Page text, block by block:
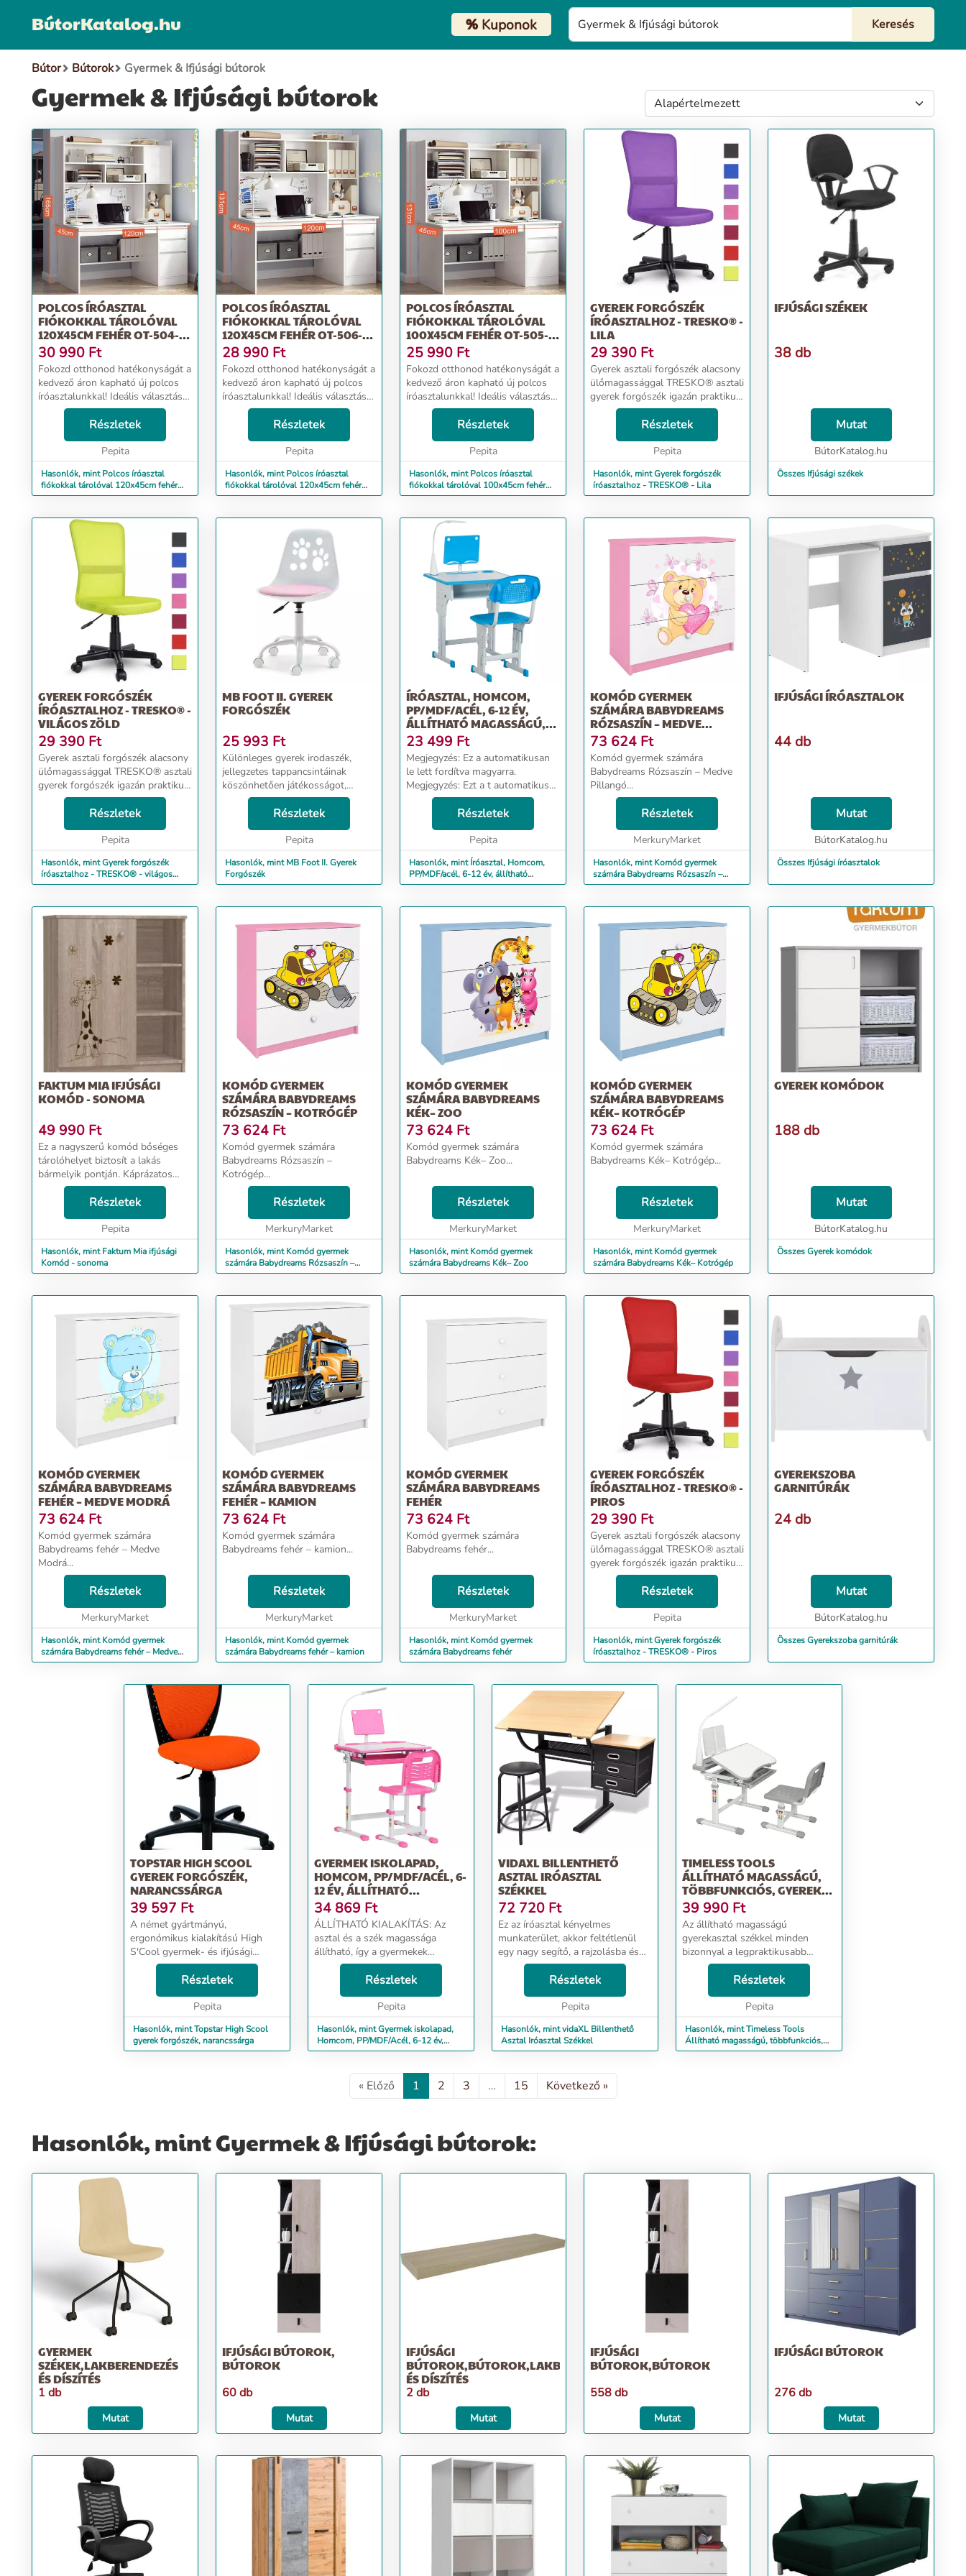
BútorKatalog.hu %Kuponok
Bútor Bútorok Gyermek & Ifjúsági bútorok
Gyermek & Ifjúsági bútorok
POLCOS ÍRÓASZTAL
FIÓKOKKAL TÁROLÓVAL
120X45CM FEHÉR OT-504-
WHITE
30 990 Ft
Fokozd otthonod hatékonyságát a
kedvező áron kapható új polcos
íróasztalunkkal! Ideális választás
mind irodai, mind otthoni
használatra, valamint kifejezetten
ajánljuk gamereknek vagy
tanulóasztalnak ...
Részletek
Pepita
Hasonlók, mint Polcos íróasztal
fiókokkal tárolóval 120x45cm fehér
OT-504-White
POLCOS ÍRÓASZTAL
FIÓKOKKAL TÁROLÓVAL
120X45CM FEHÉR OT-506-
WHITE
28 990 Ft
Fokozd otthonod hatékonyságát a
kedvező áron kapható új polcos
íróasztalunkkal! Ideális választás
mind irodai, mind otthoni
használatra, valamint kifejezetten
ajánljuk gamereknek vagy
tanulóasztalnak ...
Részletek
Pepita
Hasonlók, mint Polcos íróasztal
fiókokkal tárolóval 120x45cm fehér
OT-506-White
POLCOS ÍRÓASZTAL
FIÓKOKKAL TÁROLÓVAL
100X45CM FEHÉR OT-505-
WHITE
25 990 Ft
Fokozd otthonod hatékonyságát a
kedvező áron kapható új polcos
íróasztalunkkal! Ideális választás
mind irodai, mind otthoni
használatra, valamint kifejezetten
ajánljuk gamereknek vagy
tanulóasztalnak ...
Részletek
Pepita
Hasonlók, mint Polcos íróasztal
fiókokkal tárolóval 100x45cm fehér
OT-505-White
GYEREK FORGÓSZÉK
ÍRÓASZTALHOZ - TRESKO® -
LILA
29 390 Ft
Gyerek asztali forgószék alacsony
ülőmagassággal TRESKO® asztali
gyerek forgószék igazán praktikus
és kényelmes kelléke a gyermeke
íróasztalához. Ezen a forgószéken
kényelmesen ülhet akár hosszú
Részletek
Pepita
Hasonlók, mint Gyerek forgószék
íróasztalhoz - TRESKO® - Lila
IFJÚSÁGI SZÉKEK
38 db
Mutat
BútorKatalog.hu
Összes Ifjúsági székek
GYEREK FORGÓSZÉK
ÍRÓASZTALHOZ - TRESKO® -
VILÁGOS ZÖLD
29 390 Ft
Gyerek asztali forgószék alacsony
ülőmagassággal TRESKO® asztali
gyerek forgószék igazán praktikus
és kényelmes kelléke a gyermeke
íróasztalához. Ezen a forgószéken
kényelmesen ülhet akár hosszú
Részletek
Pepita
Hasonlók, mint Gyerek forgószék
íróasztalhoz - TRESKO® - világos
zöld
MB FOOT II. GYEREK
FORGÓSZÉK
25 993 Ft
Különleges gyerek irodaszék,
jellegzetes tappancsintáinak
köszönhetően játékosságot,
kedvességet sugal. Lágy pasztell
rózsaszín és fehér színei minden
kislányszobába tökéletesen
beilleszthető. Forgat...
Részletek
Pepita
Hasonlók, mint MB Foot II. Gyerek
Forgószék
ÍRÓASZTAL, HOMCOM,
PP/MDF/ACÉL, 6-12 ÉV,
ÁLLÍTHATÓ MAGASSÁGÚ,
LED...
23 499 Ft
Megjegyzés: Ez a automatikusan
le lett fordítva magyarra.
Megjegyzés: Ezt a t automatikusan
lefordították románra.
ÁLLÍTHATÓ: A gyerekeknek szánt
íróasztal és iskolaszék magassága
Részletek
Pepita
Hasonlók, mint Íróasztal, Homcom,
PP/MDF/acél, 6-12 év, állítható
magasságú, LED...
KOMÓD GYERMEK
SZÁMÁRA BABYDREAMS
RÓZSASZÍN – MEDVE
PILLANGÓ
73 624 Ft
Komód gyermek számára
Babydreams Rózsaszín – Medve
Pillangó...
Részletek
MerkuryMarket
Hasonlók, mint Komód gyermek
számára Babydreams Rózsaszín –
Medve Pillangó
IFJÚSÁGI ÍRÓASZTALOK
44 db
Mutat
BútorKatalog.hu
Összes Ifjúsági íróasztalok
FAKTUM MIA IFJÚSÁGI
KOMÓD - SONOMA
49 990 Ft
Ez a nagyszerű komód bőséges
tárolóhelyet biztosít a lakás
bármelyik pontján. Káprázatos
megjelenésének köszönhetően
könnyedén alkalmazkodik
bármilyen stílusban berendezett
otthonhoz. Kiváló minőségű ...
Részletek
Pepita
Hasonlók, mint Faktum Mia ifjúsági
Komód - sonoma
KOMÓD GYERMEK
SZÁMÁRA BABYDREAMS
RÓZSASZÍN – KOTRÓGÉP
73 624 Ft
Komód gyermek számára
Babydreams Rózsaszín –
Kotrógép...
Részletek
MerkuryMarket
Hasonlók, mint Komód gyermek
számára Babydreams Rózsaszín –
Kotrógép
KOMÓD GYERMEK
SZÁMÁRA BABYDREAMS
KÉK– ZOO
73 624 Ft
Komód gyermek számára
Babydreams Kék– Zoo...
Részletek
MerkuryMarket
Hasonlók, mint Komód gyermek
számára Babydreams Kék– Zoo
KOMÓD GYERMEK
SZÁMÁRA BABYDREAMS
KÉK– KOTRÓGÉP
73 624 Ft
Komód gyermek számára
Babydreams Kék– Kotrógép...
Részletek
MerkuryMarket
Hasonlók, mint Komód gyermek
számára Babydreams Kék– Kotrógép
GYEREK KOMÓDOK
188 db
Mutat
BútorKatalog.hu
Összes Gyerek komódok
KOMÓD GYERMEK
SZÁMÁRA BABYDREAMS
FEHÉR – MEDVE MODRÁ
73 624 Ft
Komód gyermek számára
Babydreams fehér – Medve
Modrá...
Részletek
MerkuryMarket
Hasonlók, mint Komód gyermek
számára Babydreams fehér – Medve
Modrá
KOMÓD GYERMEK
SZÁMÁRA BABYDREAMS
FEHÉR – KAMION
73 624 Ft
Komód gyermek számára
Babydreams fehér – kamion...
Részletek
MerkuryMarket
Hasonlók, mint Komód gyermek
számára Babydreams fehér – kamion
KOMÓD GYERMEK
SZÁMÁRA BABYDREAMS
FEHÉR
73 624 Ft
Komód gyermek számára
Babydreams fehér...
Részletek
MerkuryMarket
Hasonlók, mint Komód gyermek
számára Babydreams fehér
GYEREK FORGÓSZÉK
ÍRÓASZTALHOZ - TRESKO® -
PIROS
29 390 Ft
Gyerek asztali forgószék alacsony
ülőmagassággal TRESKO® asztali
gyerek forgószék igazán praktikus
és kényelmes kelléke a gyermeke
íróasztalához. Ezen a forgószéken
kényelmesen ülhet akár hosszú
Részletek
Pepita
Hasonlók, mint Gyerek forgószék
íróasztalhoz - TRESKO® - Piros
GYEREKSZOBA
GARNITÚRÁK
24 db
Mutat
BútorKatalog.hu
Összes Gyerekszoba garnitúrák
TOPSTAR HIGH SCOOL
GYEREK FORGÓSZÉK,
NARANCSSÁRGA
39 597 Ft
A német gyártmányú,
ergonómikus kialakítású High
S'Cool gyermek- és ifjúsági
forgószék "együtt nő"
gyermekével. Az ülés magassága
39-51 cm között állítható. A
speciális, 3D hálós szövettel
Részletek
Pepita
Hasonlók, mint Topstar High Scool
gyerek forgószék, narancssárga
GYERMEK ISKOLAPAD,
HOMCOM, PP/MDF/ACÉL, 6-
12 ÉV, ÁLLÍTHATÓ
MAGASS...
34 869 Ft
ÁLLÍTHATÓ KIALAKÍTÁS: Az
asztal és a szék magassága
állítható, így a gyermekek
növekedése során felmerülő
igényeit is kielégíti. A gyerekek
felállhatnak, hogy beállítsák és
45°-ig módosítsák az asztal...
Részletek
Pepita
Hasonlók, mint Gyermek iskolapad,
Homcom, PP/MDF/Acél, 6-12 év,
Állítható magass...
VIDAXL BILLENTHETŐ
ASZTAL IRÓASZTAL
SZÉKKEL
72 720 Ft
Ez az íróasztal kényelmes
munkaterület, akkor feltétlenül
egy nagy segítő, a rajzolásba és
írásba, stb.Ez a kiváló minőségű
asztal, dönthető asztallap,
rengeteg a hely a munkára, ami
miatt kiválóan al...
Részletek
Pepita
Hasonlók, mint vidaXL Billenthető
Asztal Iróasztal Székkel
TIMELESS TOOLS
ÁLLÍTHATÓ MAGASSÁGÚ,
TÖBBFUNKCIÓS, GYEREK
ÍRÓASZTA...
39 990 Ft
Az állítható magasságú
gyerekasztal székkel minden
bizonnyal a legpraktikusabb
bútordarab lesz a
gyerekszobában. Az asztal teljes
magassága, és az asztallap
dőlésszöge egyaránt állítható,
Részletek
Pepita
Hasonlók, mint Timeless Tools
Állítható magasságú, többfunkciós,
gyerek íróaszta...
« Előző 1 2 3 … 15 Következő »
Hasonlók, mint Gyermek & Ifjúsági bútorok:
GYERMEK
SZÉKEK,LAKBERENDEZÉS
ÉS DÍSZÍTÉS
1 db
Mutat
IFJÚSÁGI BÚTOROK,
BÚTOROK
60 db
Mutat
IFJÚSÁGI
BÚTOROK,BÚTOROK,LAKBERENDEZÉS
ÉS DÍSZÍTÉS
2 db
Mutat
IFJÚSÁGI
BÚTOROK,BÚTOROK
558 db
Mutat
IFJÚSÁGI BÚTOROK
276 db
Mutat